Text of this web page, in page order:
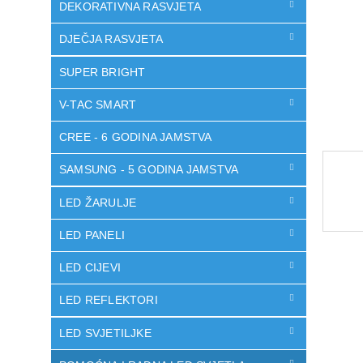
DEKORATIVNA RASVJETA
DJEČJA RASVJETA
SUPER BRIGHT
V-TAC SMART
CREE - 6 GODINA JAMSTVA
SAMSUNG - 5 GODINA JAMSTVA
LED ŽARULJE
LED PANELI
LED CIJEVI
LED REFLEKTORI
LED SVJETILJKE